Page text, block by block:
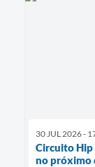
30 JUL 2026 -
Circuito Hip
no próximo